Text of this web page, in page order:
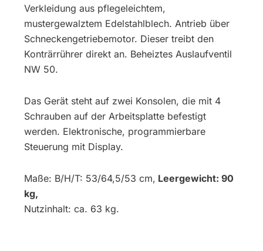
Verkleidung aus pflegeleichtem,
mustergewalztem Edelstahlblech. Antrieb über
Schneckengetriebemotor. Dieser treibt den
Konträrrührer direkt an. Beheiztes Auslaufventil
NW 50.
Das Gerät steht auf zwei Konsolen, die mit 4
Schrauben auf der Arbeitsplatte befestigt
werden. Elektronische, programmierbare
Steuerung mit Display.
Maße: B/H/T: 53/64,5/53 cm, Leergewicht: 90
kg,
Nutzinhalt: ca. 63 kg.